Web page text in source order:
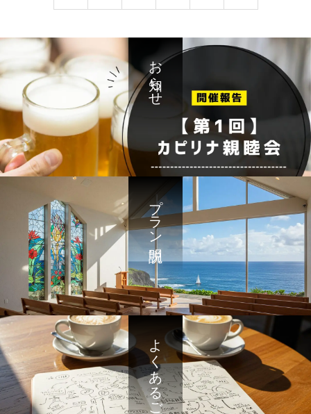
お知らせ
プラン説明
よくあるご質問